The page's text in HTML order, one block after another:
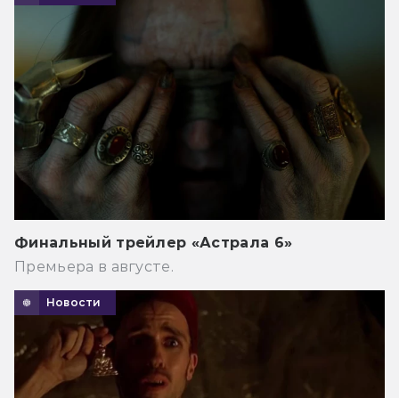
Финальный трейлер «Астрала 6»
Премьера в августе.
Новости